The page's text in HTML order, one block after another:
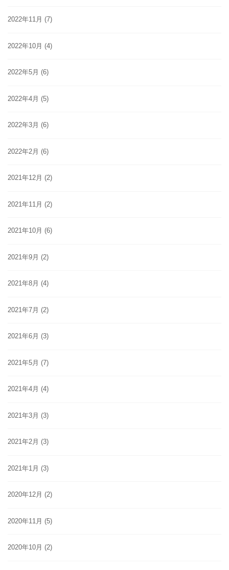
2022年11月 (7)
2022年10月 (4)
2022年5月 (6)
2022年4月 (5)
2022年3月 (6)
2022年2月 (6)
2021年12月 (2)
2021年11月 (2)
2021年10月 (6)
2021年9月 (2)
2021年8月 (4)
2021年7月 (2)
2021年6月 (3)
2021年5月 (7)
2021年4月 (4)
2021年3月 (3)
2021年2月 (3)
2021年1月 (3)
2020年12月 (2)
2020年11月 (5)
2020年10月 (2)